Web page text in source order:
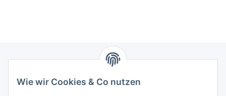
Newsletter Abonnieren
Wie wir Cookies & Co nutzen